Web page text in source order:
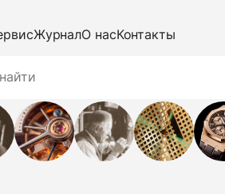
ЖурналО насКонтакты